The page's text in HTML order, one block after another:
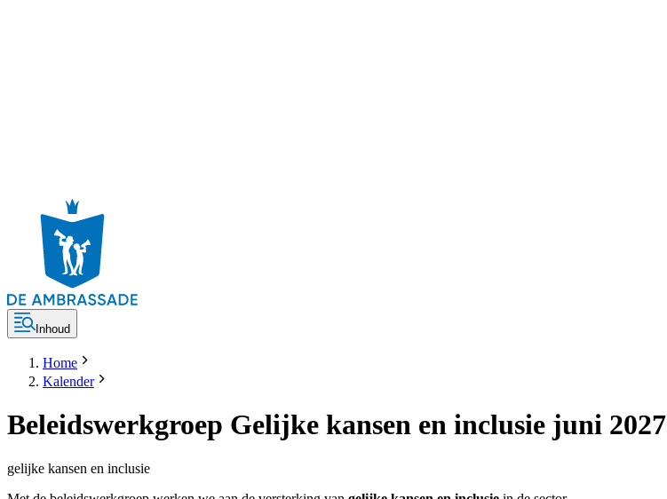
Inhoud
Home
Kalender
Beleidswerkgroep Gelijke kansen en inclusie juni 2027
gelijke kansen en inclusie